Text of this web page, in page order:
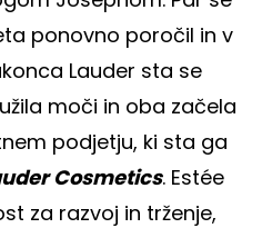
ponovno poročil in v
Lauder sta se
moči in oba začela
podjetju, ki sta ga
Cosmetics. Estée
za razvoj in trženje,